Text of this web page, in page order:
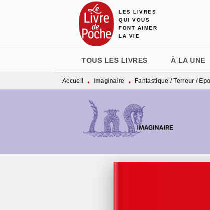
MENU RECHERCHE
LES LIVRES
QUI VOUS
FONT AIMER
LA VIE
TOUS LES LIVRES À LA UNE
Accueil • Imaginaire • Fantastique / Terreur /